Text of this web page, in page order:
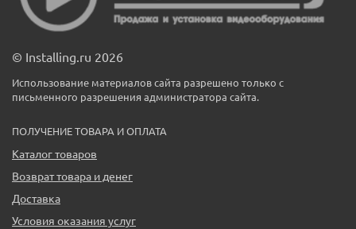
© Installing.ru 2026
Использование материалов сайта разрешено только с
письменного разрешения администратора сайта.
ПОЛУЧЕНИЕ ТОВАРА И ОПЛАТА
Каталог товаров
Возврат товара и денег
Доставка
Условия оказания услуг